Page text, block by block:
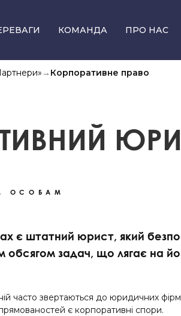
КОМАНДА ПРО НАС
→ Корпоративне право
ОСОБАМ
є штатний юрист, який
обсягом задач, що лягає на
часто звертаються до юридичних
є корпоративні спори.